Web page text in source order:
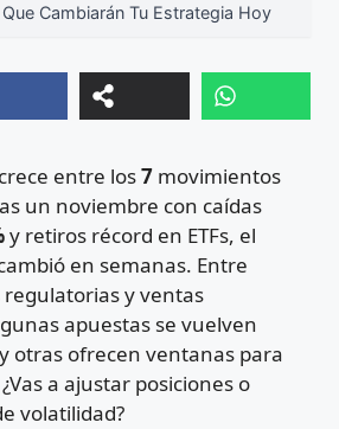
Cambiarán Tu Estrategia Hoy
entre los7 movimientos
un noviembre con caídas
y retiros récord en ETFs, el
en semanas. Entre
regulatorias y ventas
apuestas se vuelven
otras ofrecen ventanas para
a ajustar posiciones o
volatilidad?